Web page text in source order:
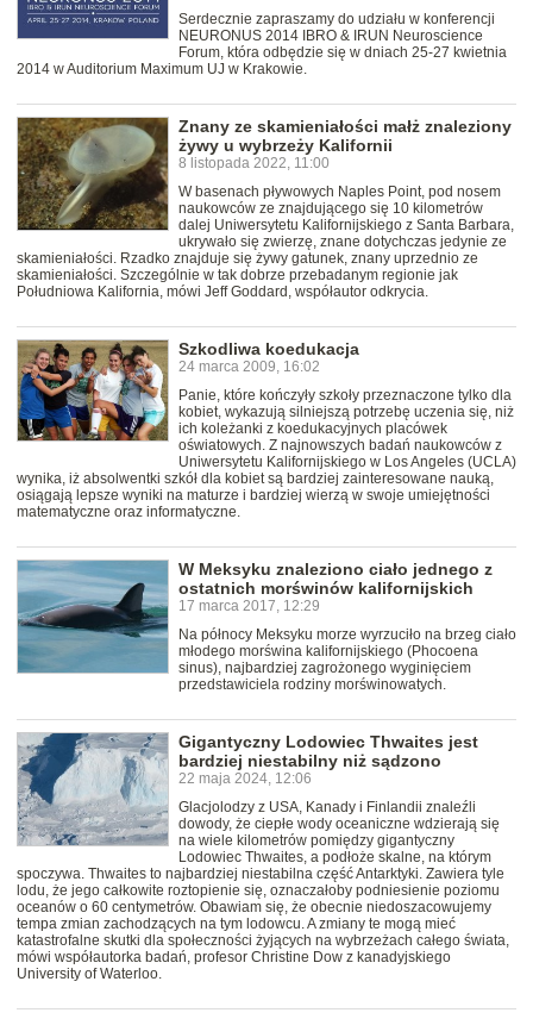
Serdecznie zapraszamy do udziału w konferencji
NEURONUS 2014 IBRO & IRUN Neuroscience
Forum, która odbędzie się w dniach 25-27 kwietnia
2014 w Auditorium Maximum UJ w Krakowie.
Znany ze skamieniałości małż znaleziony
żywy u wybrzeży Kalifornii
8 listopada 2022, 11:00
W basenach pływowych Naples Point, pod nosem
naukowców ze znajdującego się 10 kilometrów
dalej Uniwersytetu Kalifornijskiego z Santa Barbara,
ukrywało się zwierzę, znane dotychczas jedynie ze
skamieniałości. Rzadko znajduje się żywy gatunek, znany uprzednio ze
skamieniałości. Szczególnie w tak dobrze przebadanym regionie jak
Południowa Kalifornia, mówi Jeff Goddard, współautor odkrycia.
Szkodliwa koedukacja
24 marca 2009, 16:02
Panie, które kończyły szkoły przeznaczone tylko dla
kobiet, wykazują silniejszą potrzebę uczenia się, niż
ich koleżanki z koedukacyjnych placówek
oświatowych. Z najnowszych badań naukowców z
Uniwersytetu Kalifornijskiego w Los Angeles (UCLA)
wynika, iż absolwentki szkół dla kobiet są bardziej zainteresowane nauką,
osiągają lepsze wyniki na maturze i bardziej wierzą w swoje umiejętności
matematyczne oraz informatyczne.
W Meksyku znaleziono ciało jednego z
ostatnich morświnów kalifornijskich
17 marca 2017, 12:29
Na północy Meksyku morze wyrzuciło na brzeg ciało
młodego morświna kalifornijskiego (Phocoena
sinus), najbardziej zagrożonego wyginięciem
przedstawiciela rodziny morświnowatych.
Gigantyczny Lodowiec Thwaites jest
bardziej niestabilny niż sądzono
22 maja 2024, 12:06
Glacjolodzy z USA, Kanady i Finlandii znaleźli
dowody, że ciepłe wody oceaniczne wdzierają się
na wiele kilometrów pomiędzy gigantyczny
Lodowiec Thwaites, a podłoże skalne, na którym
spoczywa. Thwaites to najbardziej niestabilna część Antarktyki. Zawiera tyle
lodu, że jego całkowite roztopienie się, oznaczałoby podniesienie poziomu
oceanów o 60 centymetrów. Obawiam się, że obecnie niedoszacowujemy
tempa zmian zachodzących na tym lodowcu. A zmiany te mogą mieć
katastrofalne skutki dla społeczności żyjących na wybrzeżach całego świata,
mówi współautorka badań, profesor Christine Dow z kanadyjskiego
University of Waterloo.